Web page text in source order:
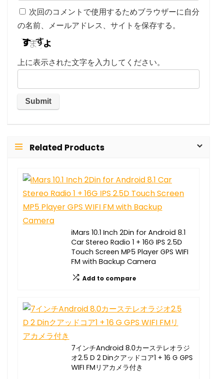
次回のコメントで使用するためブラウザーに自分
の名前、メールアドレス、サイトを保存する。
上に表示された文字を入力してください。
Related Products
iMars 10.1 Inch 2Din for Android 8.1
Car Stereo Radio 1 + 16G IPS 2.5D
Touch Screen MP5 Player GPS WIFI
FM with Backup Camera
Add to compare
7インチAndroid 8.0カーステレオラジ
オ2.5 D 2 Dinクアッドコア1 + 16 G GPS
WIFI FMリアカメラ付き